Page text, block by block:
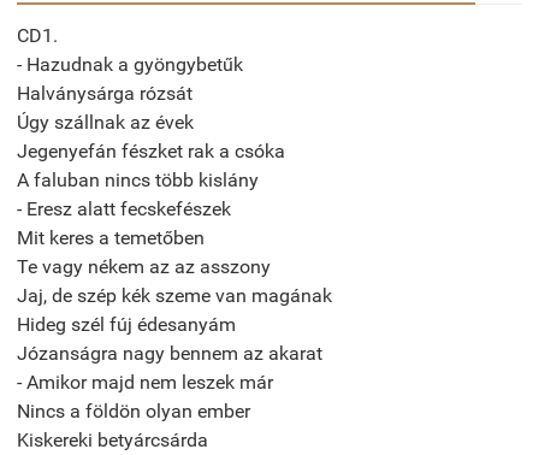
CD1.
- Hazudnak a gyöngybetűk
Halványsárga rózsát
Úgy szállnak az évek
Jegenyefán fészket rak a csóka
A faluban nincs több kislány
- Eresz alatt fecskefészek
Mit keres a temetőben
Te vagy nékem az az asszony
Jaj, de szép kék szeme van magának
Hideg szél fúj édesanyám
Józanságra nagy bennem az akarat
- Amikor majd nem leszek már
Nincs a földön olyan ember
Kiskereki betyárcsárda